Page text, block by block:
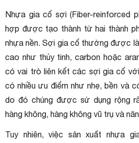
Nhựa gia cố sợi (Fiber-reinforced
hợp được tạo thành từ hai thành
nhựa nền. Sợi gia cố thường được
cao như thủy tinh, carbon hoặc
có vai trò liên kết các sợi gia cố
có nhiều ưu điểm như nhẹ, bền và
do đó chúng được sử dụng rộng
hàng không, hàng không vũ trụ và
Tuy nhiên, việc sản xuất nhựa